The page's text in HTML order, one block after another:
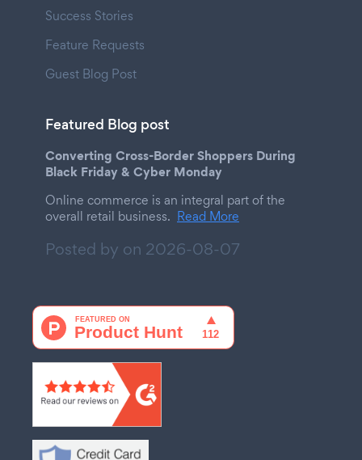
Success Stories
Feature Requests
Guest Blog Post
Featured Blog post
Converting Cross-Border Shoppers During
Black Friday & Cyber Monday
Online commerce is an integral part of the
overall retail business. Read More
Posted by on 2026-08-07